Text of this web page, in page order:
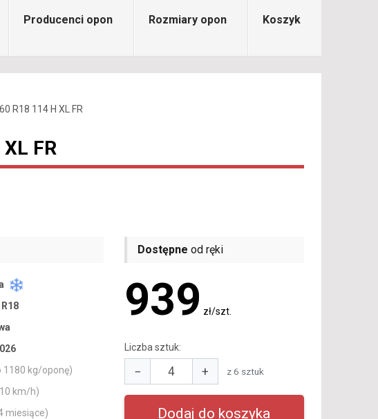
Producenci opon Rozmiary opon Koszyk
R18 114 H XL FR
FR
1180 kg/oponę)
km/h)
miesiące)
Dostępne od ręki
939 zł/szt.
Liczba sztuk:
− + z 6 sztuk